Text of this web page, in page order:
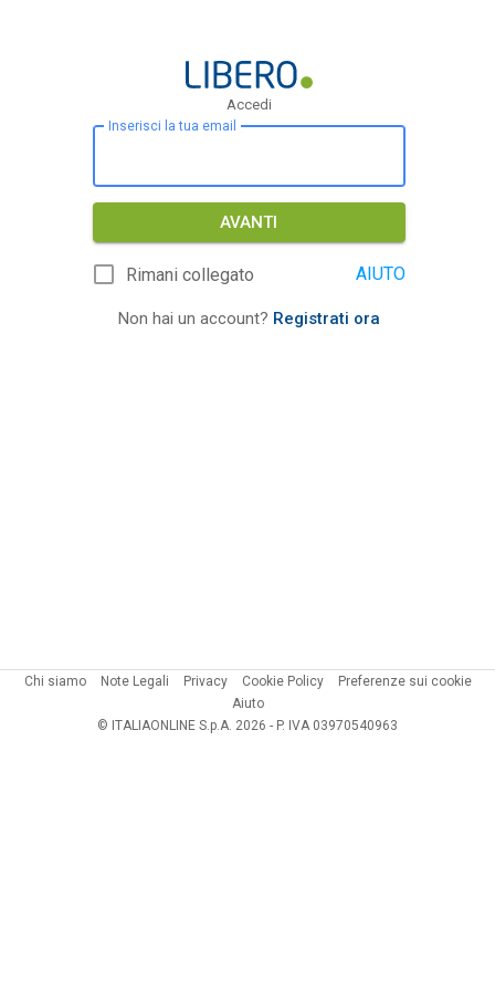
Accedi
Inserisci la tua email
AVANTI
Rimani collegato AIUTO
Non hai un account? Registrati ora
Chi siamo Note Legali Privacy Cookie Policy
Preferenze sui cookie
Aiuto
© ITALIAONLINE S.p.A. 2026 - P. IVA 03970540963